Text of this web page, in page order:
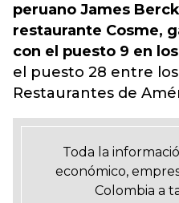
peruano James
restaurante Cosme,
con el puesto 9 en
el puesto 28 entre
Restaurantes de
Toda la
económico,
Colombia a